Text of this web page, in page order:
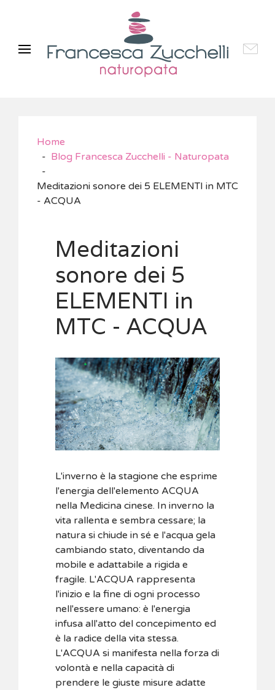
Home
Blog Francesca Zucchelli - Naturopata
Meditazioni sonore dei 5 ELEMENTI in MTC
- ACQUA
Meditazioni
sonore dei 5
ELEMENTI in
MTC - ACQUA
L'inverno è la stagione che esprime
l'energia dell'elemento ACQUA
nella Medicina cinese. In inverno la
vita rallenta e sembra cessare; la
natura si chiude in sé e l'acqua gela
cambiando stato, diventando da
mobile e adattabile a rigida e
fragile. L'ACQUA rappresenta
l'inizio e la fine di ogni processo
nell'essere umano: è l'energia
infusa all'atto del concepimento ed
è la radice della vita stessa.
L'ACQUA si manifesta nella forza di
volontà e nella capacità di
prendere le giuste misure adatte